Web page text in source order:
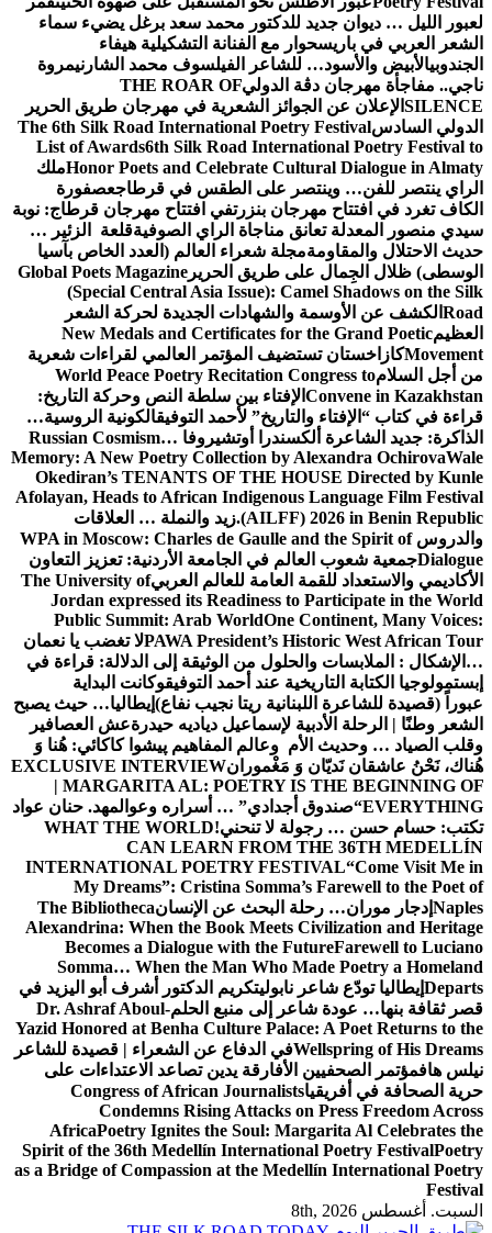
للدكتور محمد سعد برغل يضيء سماء
مع الفنانة التشكيلية هيفاء
الفيلسوف محمد الشارنيمروة
الدوليTHE ROAR OF
الشعرية في مهرجان طريق الحرير
The 6th Silk Road International
List of Awards6th Silk Road
Honor Poets and Celebrateملك
على الطقس في قرطاجعصفورة
بنزرتفي افتتاح مهرجان قرطاج: نوبة
مناجاة الراي الصوفيةقلعة الزئير …
مجلة شعراء العالم (العدد الخاص بآسيا
طريق الحرير Global Poets Magazine
(Special Central Asia Issue):
الجديدة لحركة الشعر
New Medals and Certificates
المؤتمر العالمي لقراءات شعرية
World Peace Poetry Recitation
الإفتاء بين سلطة النص وحركة التاريخ:
لأحمد التوفيقالكونية الروسية…
أوتشيروفاRussian Cosmism…
Memory: A New Poetry Collection by
Okediran’s TENANTS OF THE
Afolayan, Heads to African
(AILFF) زيد والنملة … العلاقات
WPA in Moscow: Charles de Gaulle
في الجامعة الأردنية: تعزيز التعاون
العامة للعالم العربي The University of
Jordan expressed its Readiness
Public Summit: Arab WorldOne
PAWA President’sلا تغضب يا نعمان
من الوثيقة إلى الدلالة: قراءة في
عند أحمد التوفيق وكانت البداية
ريتا نجيب نفاع)إيطاليا… حيث يصبح
لإسماعيل دياديه حيدرةعش العصافير
وعالم المفاهيمپیشوا کاکائي: هُنا وَ
وَ مَغْموران EXCLUSIVE INTERVIEW
| MARGARITA AL: POETRY
… أسراره وعوالمهد. حنان عواد
لا تنحني!WHAT THE WORLD
CAN LEARN FROM
INTERNATIONAL POETRY
My Dreams”: Cristina
البحث عن الإنسانThe Bibliotheca
Alexandrina: When the Book Meets
Becomes a Dialogue with the
Somma… When the Man Who
تكريم الدكتور أشرف أبو اليزيد في
إلى منبع الحلمDr. Ashraf Aboul-
Yazid Honored at Benha Culture
في الدفاع عن الشعراء | قصيدة للشاعر
يدين تصاعد الاعتداءات على
Congress of African Journalists
Condemns Rising Attacks
AfricaPoetry Ignites the Soul:
Spirit of the 36th Medellín
as a Bridge of Compassion at the